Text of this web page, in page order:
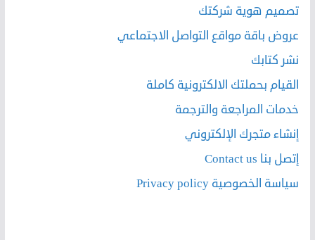
تصميم هوية شركتك
عروض باقة مواقع التواصل الاجتماعي
نشر كتابك
القيام بحملتك الالكترونية كاملة
خدمات المراجعة والترجمة
إنشاء متجرك الإلكتروني
إتصل بنا Contact us
سياسة الخصوصية Privacy policy